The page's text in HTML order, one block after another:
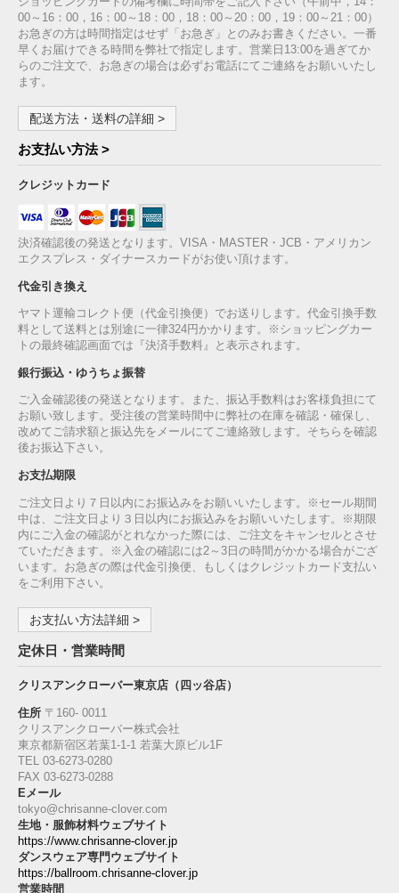
00～16：00，16：00～18：00，18：00～20：00，19：00～21：00）
お急ぎの方は時間指定はせず「お急ぎ」とのみお書きください。一番
早くお届けできる時間を弊社で指定します。営業日13:00を過ぎてか
らのご注文で、お急ぎの場合は必ずお電話にてご連絡をお願いいたし
ます。
配送方法・送料の詳細 >
お支払い方法 >
クレジットカード
決済確認後の発送となります。VISA・MASTER・JCB・アメリカン
エクスプレス・ダイナースカードがお使い頂けます。
代金引き換え
ヤマト運輸コレクト便（代金引換便）でお送りします。代金引換手数
料として送料とは別途に一律324円かかります。※ショッピングカー
トの最終確認画面では『決済手数料』と表示されます。
銀行振込・ゆうちょ振替
ご入金確認後の発送となります。また、振込手数料はお客様負担にて
お願い致します。受注後の営業時間中に弊社の在庫を確認・確保し、
改めてご請求額と振込先をメールにてご連絡致します。そちらを確認
後お振込下さい。
お支払期限
ご注文日より７日以内にお振込みをお願いいたします。※セール期間
中は、ご注文日より３日以内にお振込みをお願いいたします。※期限
内にご入金の確認がとれなかった際には、ご注文をキャンセルとさせ
ていただきます。※入金の確認には2～3日の時間がかかる場合がござ
います。お急ぎの際は代金引換便、もしくはクレジットカード支払い
をご利用下さい。
お支払い方法詳細 >
定休日・営業時間
クリスアンクローバー東京店（四ッ谷店）
住所 〒160‐ 0011
クリスアンクローバー株式会社
東京都新宿区若葉1‐1-1 若葉大原ビル1F
TEL 03-6273-0280
FAX 03-6273-0288
Eメール
tokyo@chrisanne-clover.com
生地・服飾材料ウェブサイト
https://www.chrisanne-clover.jp
ダンスウェア専門ウェブサイト
https://ballroom.chrisanne-clover.jp
営業時間